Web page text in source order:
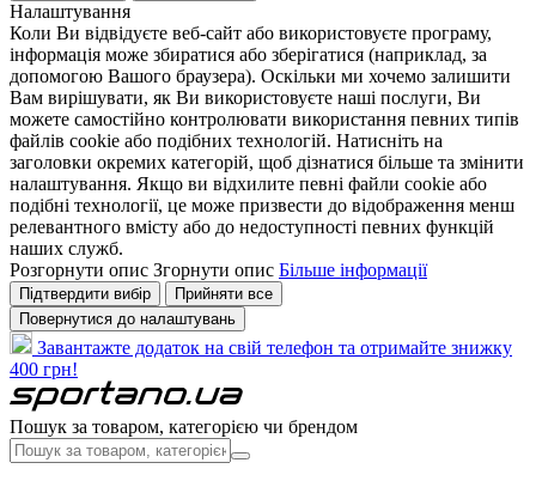
Налаштування
Коли Ви відвідуєте веб-сайт або використовуєте програму,
інформація може збиратися або зберігатися (наприклад, за
допомогою Вашого браузера). Оскільки ми хочемо залишити
Вам вирішувати, як Ви використовуєте наші послуги, Ви
можете самостійно контролювати використання певних типів
файлів cookie або подібних технологій. Натисніть на
заголовки окремих категорій, щоб дізнатися більше та змінити
налаштування. Якщо ви відхилите певні файли cookie або
подібні технології, це може призвести до відображення менш
релевантного вмісту або до недоступності певних функцій
наших служб.
Розгорнути опис Згорнути опис Більше інформації
Підтвердити вибір
Прийняти все
Повернутися до налаштувань
Завантажте додаток на свій телефон та отримайте знижку
400 грн!
Пошук за товаром, категорією чи брендом